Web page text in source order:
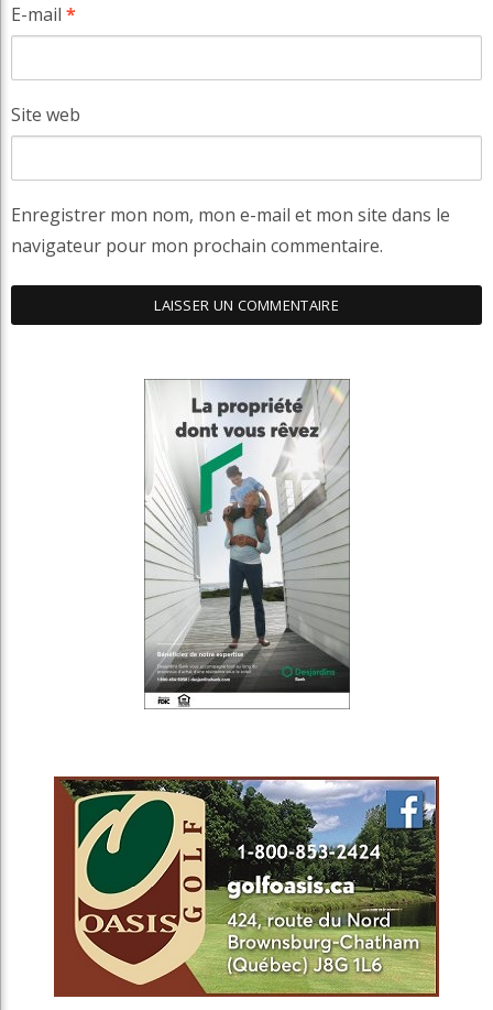
E-mail *
Site web
Enregistrer mon nom, mon e-mail et mon site dans le
navigateur pour mon prochain commentaire.